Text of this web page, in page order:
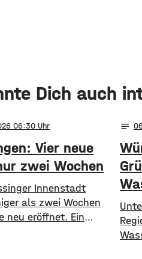
Dich auch
06:30
Vier neue
zwei Wochen
Innenstadt
als zwei Wochen
neu eröffnet. Ein
notes